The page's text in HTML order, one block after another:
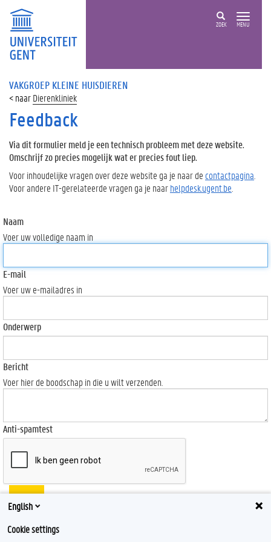
ZOEK MENU
VAKGROEP KLEINE HUISDIEREN
Dierenkliniek
Feedback
Via dit formulier meld je een technisch probleem met deze website.
Omschrijf zo precies mogelijk wat er precies fout liep.
Voor inhoudelijke vragen over deze website ga je naar de contactpagina
Voor andere IT-gerelateerde vragen ga je naarhelpdesk.ugent.be
Naam
Voer uw volledige naam in
E-mail
Voer uw e-mailadres in
Onderwerp
Bericht
Voer hier de boodschap in die u wilt verzenden.
Anti-spamtest
Send
English
Cookie settings